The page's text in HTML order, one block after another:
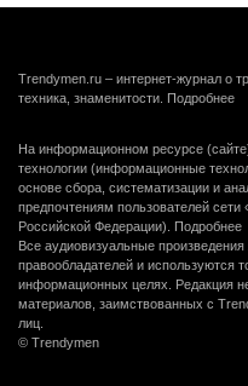
Trendymen.ru – интернет-журнал о
техника, знаменитости. Подробнее
На информационном ресурсе
технологии (информационные
основе сбора, систематизации и
предпочтениям пользователей
Российской Федерации). Подробнее
Все аудиовизуальные
правообладателей и используются
информационных целях. Редакция
материалов, заимствованных с
лиц.
© Trendymen